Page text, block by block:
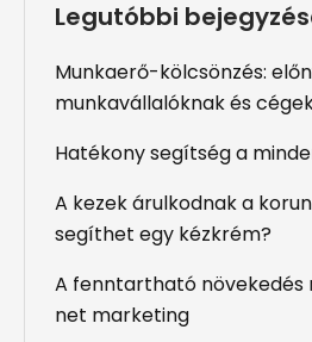
Legutóbbi
Munkaerő-kölcsönzés:
munkavállalóknak és
Hatékony segítség a
A kezek árulkodnak a
segíthet egy kézkrém?
A fenntartható növekedés
net marketing